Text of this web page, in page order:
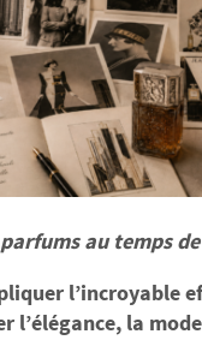
au temps de
l’incroyable
l’élégance, la